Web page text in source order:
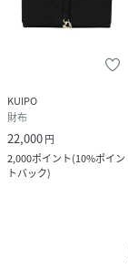
KUIPO
財布
22,000円
2,000ポイント(10%ポイン
トバック)